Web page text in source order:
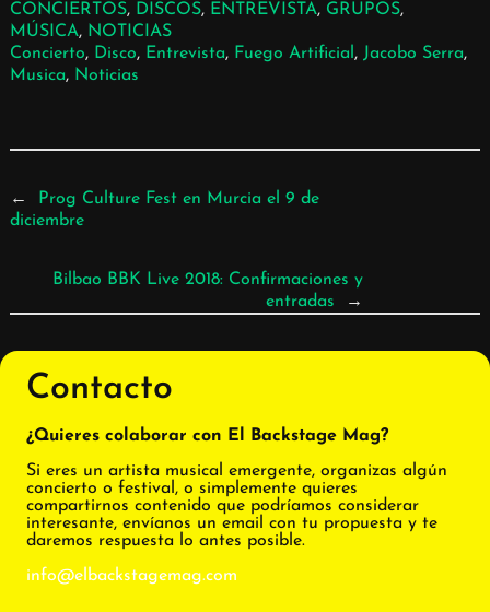
CONCIERTOS, DISCOS, ENTREVISTA, GRUPOS,
MÚSICA, NOTICIAS
Concierto, Disco, Entrevista, Fuego Artificial , Jacobo Serra ,
Musica, Noticias
←
Prog Culture Fest en Murcia el 9 de
diciembre
Bilbao BBK Live 2018: Confirmaciones y
entradas
→
Contacto
¿Quieres colaborar con El Backstage Mag?
Si eres un artista musical emergente, organizas algún
concierto o festival, o simplemente quieres
compartirnos contenido que podríamos considerar
interesante, envíanos un email con tu propuesta y te
daremos respuesta lo antes posible.
info@elbackstagemag.com